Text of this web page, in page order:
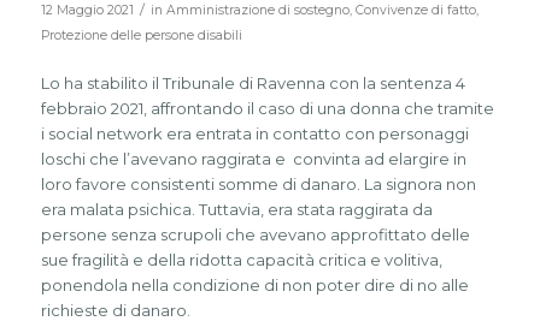
12 Maggio 2021 / in Amministrazione di sostegno, Convivenze di fatto,
Protezione delle persone disabili
Lo ha stabilito il Tribunale di Ravenna con la sentenza 4
febbraio 2021, affrontando il caso di una donna che tramite
i social network era entrata in contatto con personaggi
loschi che l’avevano raggirata e convinta ad elargire in
loro favore consistenti somme di danaro. La signora non
era malata psichica. Tuttavia, era stata raggirata da
persone senza scrupoli che avevano approfittato delle
sue fragilità e della ridotta capacità critica e volitiva,
ponendola nella condizione di non poter dire di no alle
richieste di danaro.